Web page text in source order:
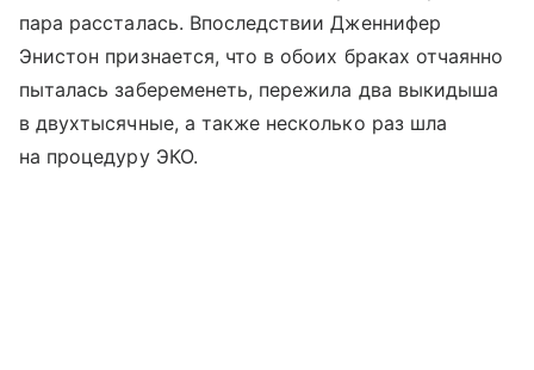
пара рассталась. Впоследствии Дженнифер
Энистон признается, что в обоих браках отчаянно
пыталась забеременеть, пережила два выкидыша
в двухтысячные, а также несколько раз шла
на процедуру ЭКО.